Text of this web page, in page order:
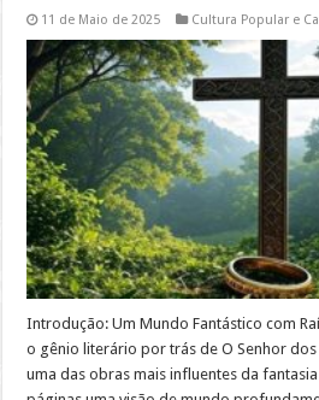
11 de Maio de 2025 Cultura Popular e
Introdução: Um Mundo Fantástico com
o gênio literário por trás de O Senhor
uma das obras mais influentes da